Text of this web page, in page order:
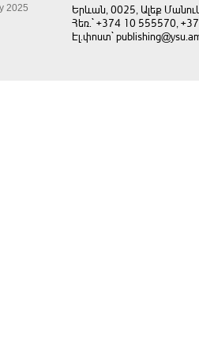
2025
Երևան, 0025, Ալեք
Հեռ.` +374 10 555570,
Էլ.փոստ`